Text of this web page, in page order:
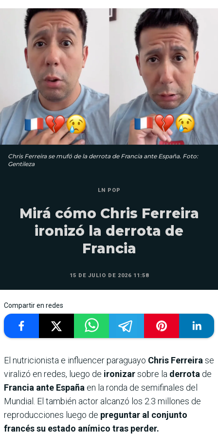
Chris Ferreira se mufó de la derrota de Francia ante España. Foto:
Gentileza
LN POP
Mirá cómo Chris Ferreira
ironizó la derrota de
Francia
15 DE JULIO DE 2026 11:58
Compartir en redes
El nutricionista e influencer paraguayo Chris Ferreira se
viralizó en redes, luego de ironizarsobre la derrota de
Francia ante España en la ronda de semifinales del
Mundial. El también actor alcanzó los 2.3 millones de
reproducciones luego de preguntar al conjunto
francés su estado anímico tras perder.